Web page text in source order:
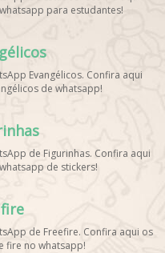
Grupos de Esporte
WhatsApp Futebol, Link Grupo
Grupo WhatsApp NBA,
para estudantes!
Evangélicos. Confira aqui
de whatsapp!
de Figurinhas. Confira aqui
de stickers!
de Freefire. Confira aqui os
fire no whatsapp!